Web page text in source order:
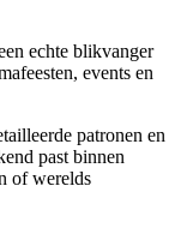
echte blikvanger
events en
patronen en
past binnen
of werelds